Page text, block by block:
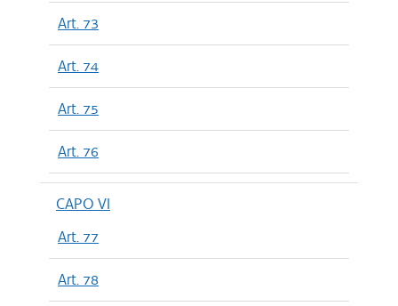
Art. 73
Art. 74
Art. 75
Art. 76
CAPO VI
Art. 77
Art. 78